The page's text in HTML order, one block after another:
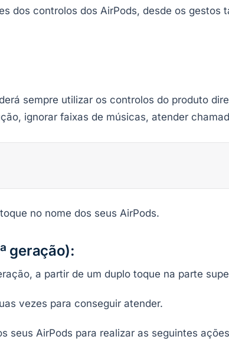
dos controlos dos AirPods, desde os gestos
sempre utilizar os controlos do produto
ignorar faixas de músicas, atender
no nome dos seus AirPods.
geração):
a partir de um duplo toque na parte
vezes para conseguir atender.
seus AirPods para realizar as seguintes